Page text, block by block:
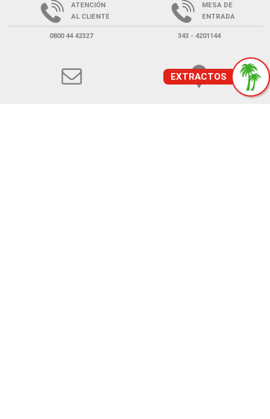
ATENCIÓN
AL CLIENTE
0800 44 42327
MESA DE
ENTRADA
343 - 4201144